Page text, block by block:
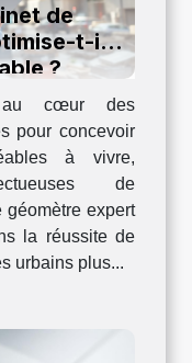
de
t-il
?
au cœur des
pour concevoir
à vivre,
de
géomètre expert
la réussite de
urbains plus...